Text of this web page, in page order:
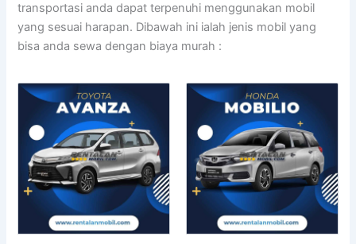
transportasi anda dapat terpenuhi menggunakan mobil
yang sesuai harapan. Dibawah ini ialah jenis mobil yang
bisa anda sewa dengan biaya murah :